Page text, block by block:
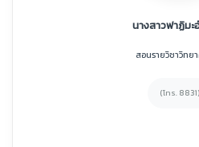
นางสาวฟาฏิมะ
สอนรายวิชาวิทย
(โทร. 8831)